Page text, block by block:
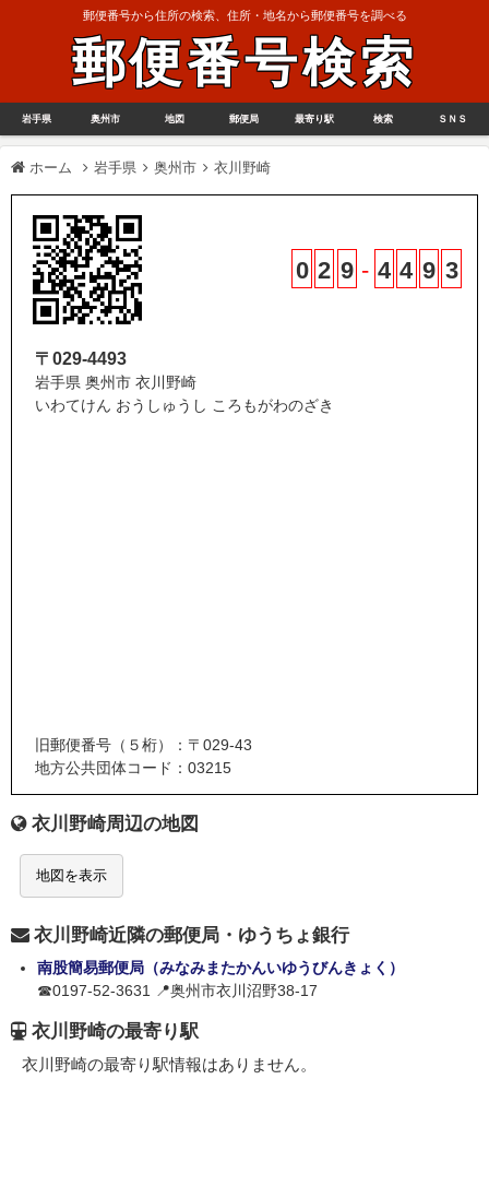
郵便番号から住所の検索、住所・地名から郵便番号を調べる
郵便番号検索
岩手県 奥州市 地図 郵便局 最寄り駅 検索 ＳＮＳ
ホーム 岩手県 奥州市 衣川野崎
0 2 9 - 4 4 9 3
〒029-4493
岩手県 奥州市 衣川野崎
いわてけん おうしゅうし ころもがわのざき
旧郵便番号（５桁）：〒029-43
地方公共団体コード：03215
衣川野崎周辺の地図
地図を表示
衣川野崎近隣の郵便局・ゆうちょ銀行
南股簡易郵便局（みなみまたかんいゆうびんきょく）
☎0197-52-3631 📍奥州市衣川沼野38-17
衣川野崎の最寄り駅
衣川野崎の最寄り駅情報はありません。